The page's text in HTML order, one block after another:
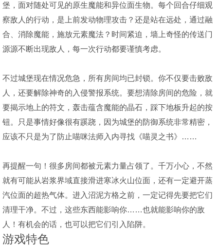
堡，面对随处可见的原生魔能和异位面生物。每个回合仔细观
察敌人的行动，是上前发动物理攻击？还是站在远处，通过融
合、消除魔能，施放元素魔法？时间紧迫，墙上奇怪的传送门
源源不断出现敌人，每一次行动都要谨慎考虑。
不过城堡现在情况危急，所有房间均已封锁。你不仅要击败敌
人，还要解除神奇的入侵警报系统。要想清除房间的危险，就
要揭示地上的符文，轰击蕴含魔能的晶石，踩下地板升起的按
钮。只是事情好像很有蹊跷，因为城堡的防御系统非常精密，
应该不只是为了防止喵咪法师入内寻找《喵灵之书》……
再提醒一句！很多房间都被元素力量占领了。千万小心，不然
就有可能从岩浆界域直接滑进寒冰火山位面，还有一定避开蒸
汽位面的超热气体。进入沼泥方格之前，一定记得先要把它们
清理干净。不过，这些东西能影响你……也就能影响你的敌
人！有机会的话，也可以把它们引入陷阱。
游戏特色